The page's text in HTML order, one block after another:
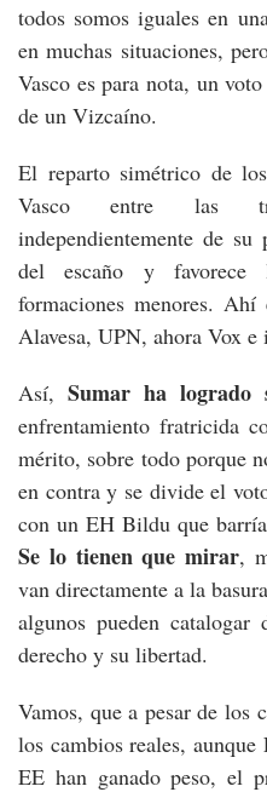
todos somos iguales en
en muchas situaciones,
Vasco es para nota, un
de un Vizcaíno.
El reparto simétrico de
Vasco entre las
independientemente de
del escaño y favorece
formaciones menores.
Alavesa, UPN, ahora Vox e
Así, Sumar ha logrado
enfrentamiento fratricida
mérito, sobre todo porque
en contra y se divide el
con un EH Bildu que
Se lo tienen que mirar,
van directamente a la
algunos pueden catalogar
derecho y su libertad.
Vamos, que a pesar de los
los cambios reales,
EE han ganado peso, el